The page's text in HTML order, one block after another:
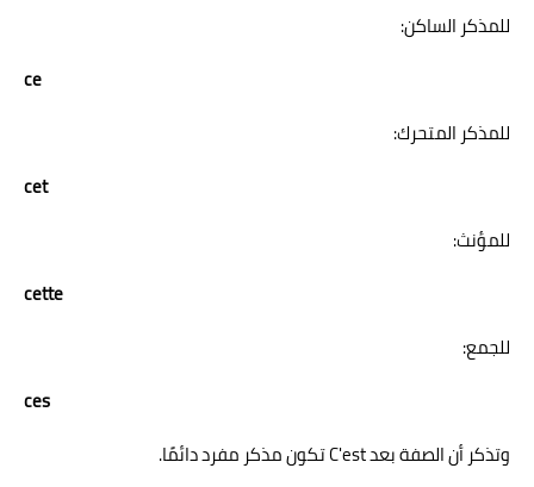
للمذكر الساكن:
ce
للمذكر المتحرك:
cet
للمؤنث:
cette
للجمع:
ces
وتذكر أن الصفة بعد C'est تكون مذكر مفرد دائمًا.